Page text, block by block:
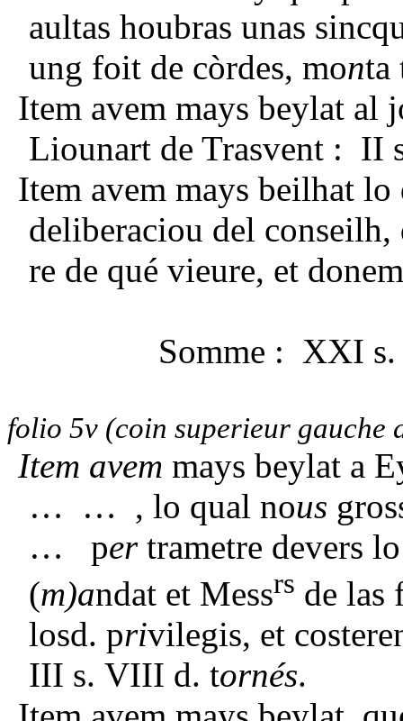
aultas houbras unas
ung foit de còrdes, monta
Item avem mays beylat al
Liounart de Trasvent : II
Item avem mays beilhat lo
deliberaciou del conseilh,
re de qué vieure, et
Somme : XXI
folio 5v (coin superieur gauche
Item avem mays beylat a
… … , lo qual nous
… pertrametre devers
(m)andat et Messrs de las
losd. privilegis, et
III s. VIII d. tornés.